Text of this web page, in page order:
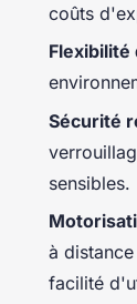
coûts
Sécurité
sensibles.
à
facilité